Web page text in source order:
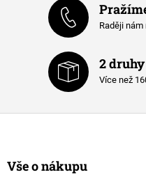
Raději
2
Více než
Vše o nákupu